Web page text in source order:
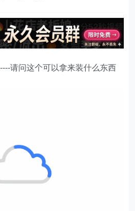
请问这个可以拿来装什么东西